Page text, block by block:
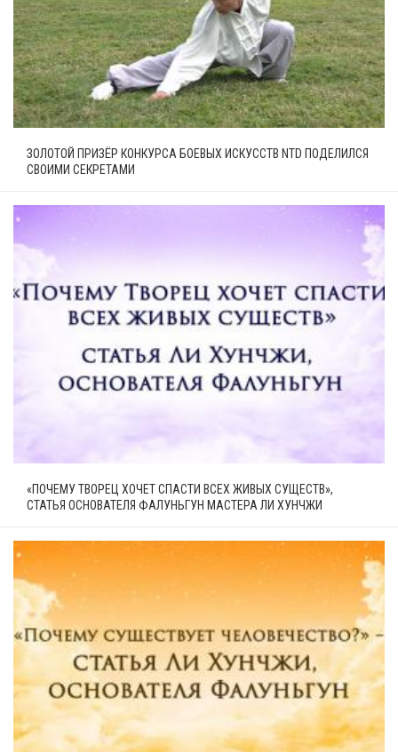
ЗОЛОТОЙ ПРИЗЁР КОНКУРСА БОЕВЫХ ИСКУССТВ NTD ПОДЕЛИЛСЯ
СВОИМИ СЕКРЕТАМИ
«ПОЧЕМУ ТВОРЕЦ ХОЧЕТ СПАСТИ ВСЕХ ЖИВЫХ СУЩЕСТВ»,
СТАТЬЯ ОСНОВАТЕЛЯ ФАЛУНЬГУН МАСТЕРА ЛИ ХУНЧЖИ